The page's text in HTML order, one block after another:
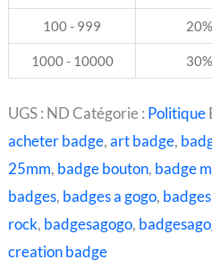
100 - 999 20%
1000 - 10000 30%
UGS : NDCatégorie : Politique
acheter badge,art badge,
25mm, badge bouton, badge
badges, badges a gogo,
rock, badgesagogo,
creation badge